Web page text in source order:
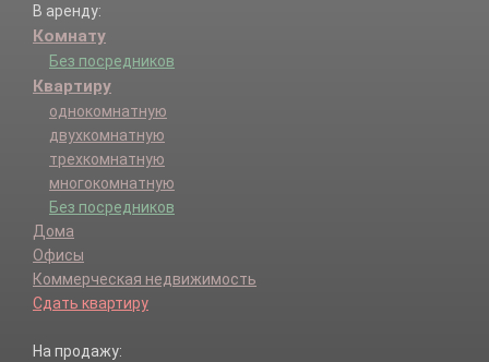
В аренду:
Комнату
Без посредников
Квартиру
однокомнатную
двухкомнатную
трехкомнатную
многокомнатную
Без посредников
Дома
Офисы
Коммерческая недвижимость
Сдать квартиру
На продажу: